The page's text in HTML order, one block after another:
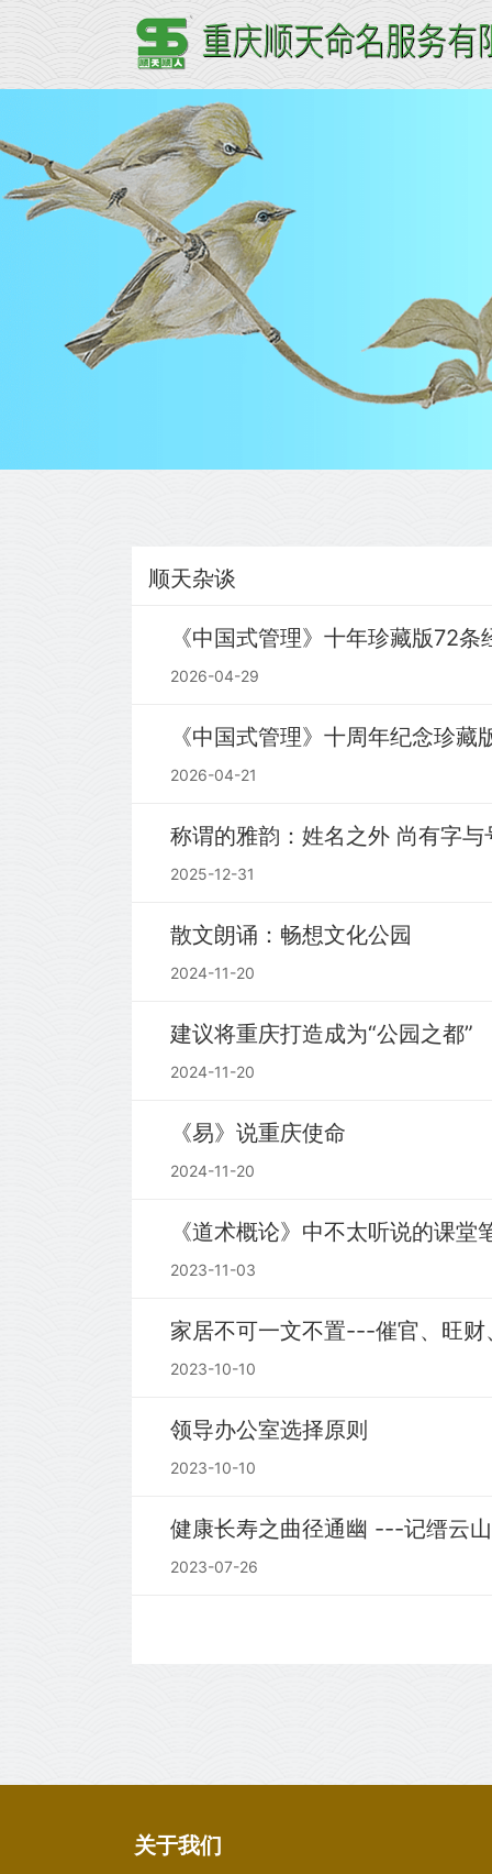
顺天杂谈
《中国式管理》十年珍藏版72条
2026-04-29
《中国式管理》十周年纪念珍
2026-04-21
称谓的雅韵：姓名之外 尚有
2025-12-31
散文朗诵：畅想文化公园
2024-11-20
建议将重庆打造成为“公园之都”
2024-11-20
《易》说重庆使命
2024-11-20
《道术概论》中不太听说的课堂
2023-11-03
家居不可一文不置---催官、旺财
2023-10-10
领导办公室选择原则
2023-10-10
健康长寿之曲径通幽 ---记缙云
2023-07-26
关于我们